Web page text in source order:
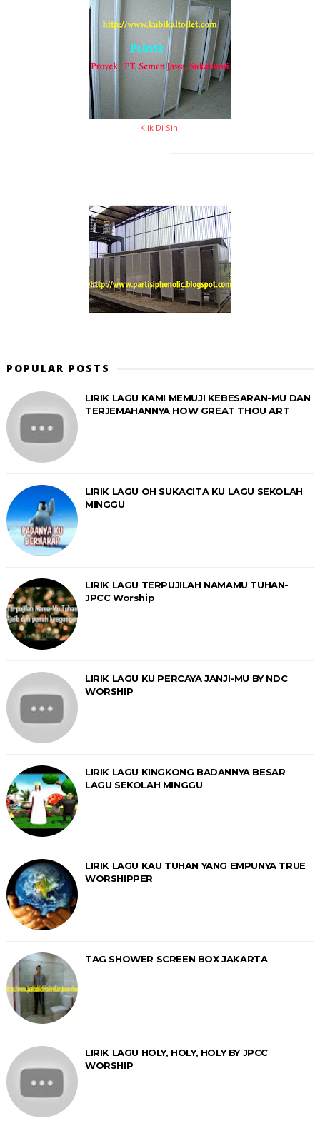
Klik Di Sini
POPULAR POSTS
LIRIK LAGU KAMI MEMUJI KEBESARAN-MU DAN
TERJEMAHANNYA HOW GREAT THOU ART
LIRIK LAGU OH SUKACITA KU LAGU SEKOLAH
MINGGU
LIRIK LAGU TERPUJILAH NAMAMU TUHAN-
JPCC Worship
LIRIK LAGU KU PERCAYA JANJI-MU BY NDC
WORSHIP
LIRIK LAGU KINGKONG BADANNYA BESAR
LAGU SEKOLAH MINGGU
LIRIK LAGU KAU TUHAN YANG EMPUNYA TRUE
WORSHIPPER
TAG SHOWER SCREEN BOX JAKARTA
LIRIK LAGU HOLY, HOLY, HOLY BY JPCC
WORSHIP